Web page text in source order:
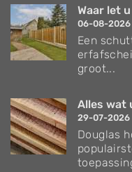
Waar let
06-08-2026
Een
groot...
Alles wat
29-07-2026
Douglas